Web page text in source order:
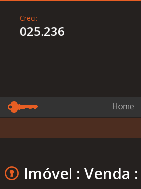
Creci:
025.236
Home
Imóvel : Venda :